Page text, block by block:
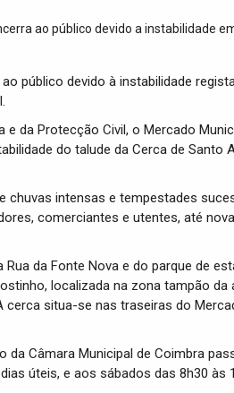
público devido à instabilidade
da Protecção Civil, o Mercado
do talude da Cerca de Santo
chuvas intensas e tempestades
comerciantes e utentes, até nova
da Fonte Nova e do parque de
localizada na zona tampão da
situa-se nas traseiras do
Câmara Municipal de Coimbra
úteis, e aos sábados das 8h30 às